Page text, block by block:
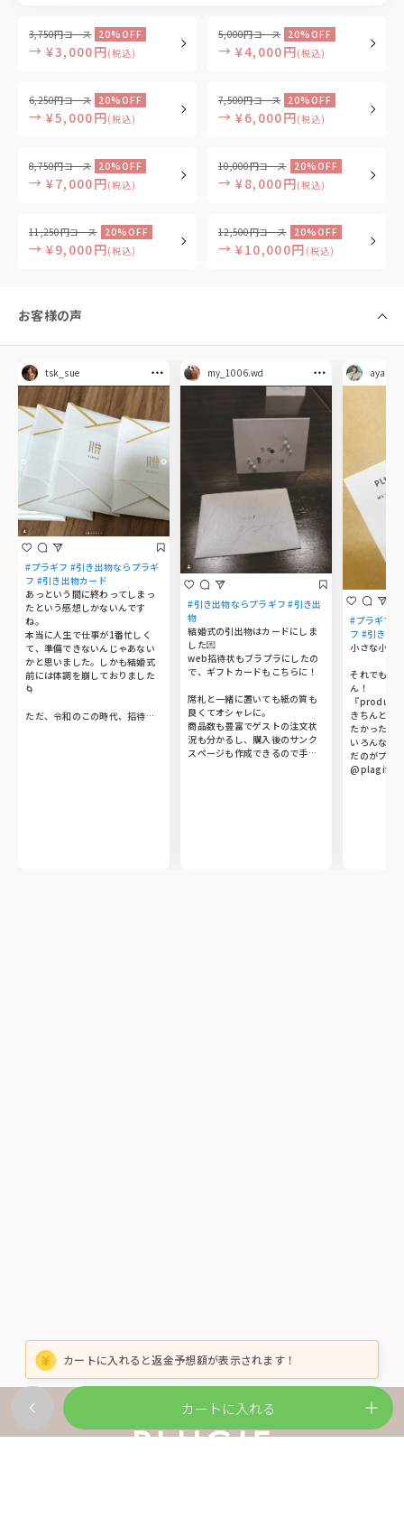
3,750円コース 20%OFF
→ ¥3,000円(税込)
5,000円コース 20%OFF
→ ¥4,000円(税込)
6,250円コース 20%OFF
→ ¥5,000円(税込)
7,500円コース 20%OFF
→ ¥6,000円(税込)
8,750円コース 20%OFF
→ ¥7,000円(税込)
10,000円コース 20%OFF
→ ¥8,000円(税込)
11,250円コース 20%OFF
→ ¥9,000円(税込)
12,500円コース 20%OFF
→ ¥10,000円 (税込)
お客様の声
tsk_sue
#プラギフ #引き出物ならプラギ
フ #引き出物カード
あっという間に終わってしまっ
たという感想しかないんです
ね。
本当に人生で仕事が1番忙しく
て、準備できないんじゃあない
かと思いました。しかも結婚式
前には体調を崩しておりました
🌀
ただ、令和のこの時代、招待状
my_1006.wd
#引き出物ならプラギフ #引き出
物
結婚式の引出物はカードにしま
した💌
web招待状もブラプラにしたの
で、ギフトカードもこちらに！
席札と一緒に置いても紙の質も
良くてオシャレに。
商品数も豊富でゲストの注文状
況も分かるし、購入後のサンク
スページも作成できるので手作
#プラギフ #
フ #引き出
小さな小さ
それでもこ
ん！
『produce
きちんと思
たかったの
いろんなサ
だのがプラ
カートに入れると返金予想額が表示されます！
カートに入れる